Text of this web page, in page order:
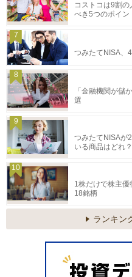
コストコは9割
べき5つのポイン
7
つみたてNISA、
8
「金融機関が儲
選
9
つみたてNISAが
いる商品はどれ？
10
1株だけで株主
18銘柄
ランキン